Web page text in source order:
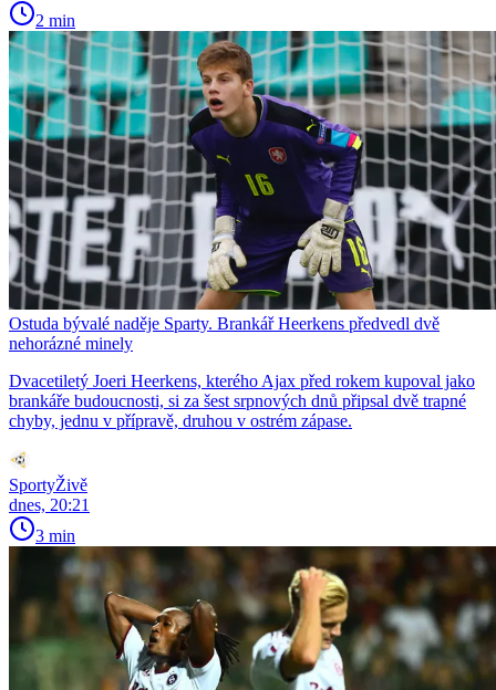
2 min
Ostuda bývalé naděje Sparty. Brankář Heerkens předvedl dvě
nehorázné minely
Dvacetiletý Joeri Heerkens, kterého Ajax před rokem kupoval jako
brankáře budoucnosti, si za šest srpnových dnů připsal dvě trapné
chyby, jednu v přípravě, druhou v ostrém zápase.
SportyŽivě
dnes, 20:21
3 min